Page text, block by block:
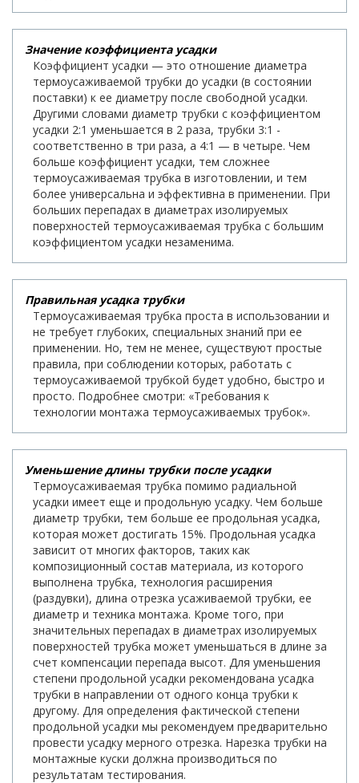
Значение коэффициента усадки
Коэффициент усадки — это отношение диаметра
термоусаживаемой трубки до усадки (в состоянии
поставки) к ее диаметру после свободной усадки.
Другими словами диаметр трубки с коэффициентом
усадки 2:1 уменьшается в 2 раза, трубки 3:1 -
соответственно в три раза, а 4:1 — в четыре. Чем
больше коэффициент усадки, тем сложнее
термоусаживаемая трубка в изготовлении, и тем
более универсальна и эффективна в применении. При
больших перепадах в диаметрах изолируемых
поверхностей термоусаживаемая трубка с большим
коэффициентом усадки незаменима.
Правильная усадка трубки
Термоусаживаемая трубка проста в использовании и
не требует глубоких, специальных знаний при ее
применении. Но, тем не менее, существуют простые
правила, при соблюдении которых, работать с
термоусаживаемой трубкой будет удобно, быстро и
просто. Подробнее смотри: «Требования к
технологии монтажа термоусаживаемых трубок».
Уменьшение длины трубки после усадки
Термоусаживаемая трубка помимо радиальной
усадки имеет еще и продольную усадку. Чем больше
диаметр трубки, тем больше ее продольная усадка,
которая может достигать 15%. Продольная усадка
зависит от многих факторов, таких как
композиционный состав материала, из которого
выполнена трубка, технология расширения
(раздувки), длина отрезка усаживаемой трубки, ее
диаметр и техника монтажа. Кроме того, при
значительных перепадах в диаметрах изолируемых
поверхностей трубка может уменьшаться в длине за
счет компенсации перепада высот. Для уменьшения
степени продольной усадки рекомендована усадка
трубки в направлении от одного конца трубки к
другому. Для определения фактической степени
продольной усадки мы рекомендуем предварительно
провести усадку мерного отрезка. Нарезка трубки на
монтажные куски должна производиться по
результатам тестирования.